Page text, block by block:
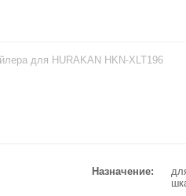
для HURAKAN HKN-XLT196
Назначение